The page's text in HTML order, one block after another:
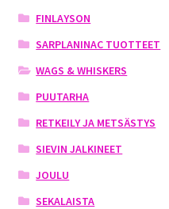
FINLAYSON
SARPLANINAC TUOTTEET
WAGS & WHISKERS
PUUTARHA
RETKEILY JA METSÄSTYS
SIEVIN JALKINEET
JOULU
SEKALAISTA